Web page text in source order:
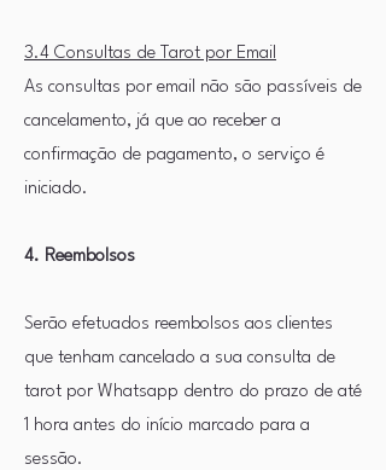
3.4 Consultas de Tarot por Email
As consultas por email não são passíveis de
cancelamento, já que ao receber a
confirmação de pagamento, o serviço é
iniciado.
4. Reembolsos
Serão efetuados reembolsos aos clientes
que tenham cancelado a sua consulta de
tarot por Whatsapp dentro do prazo de até
1 hora antes do início marcado para a
sessão.